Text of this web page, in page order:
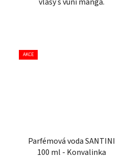
vlasy s vůní manga.
AKCE
Parfémová voda SANTINI
100 ml - Konvalinka